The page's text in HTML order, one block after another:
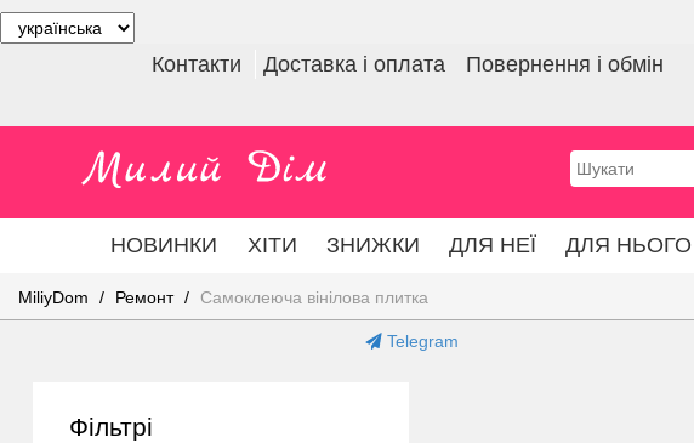
Контакти Доставка і оплата Повернення і обмін
НОВИНКИ ХІТИ ЗНИЖКИ ДЛЯ НЕЇ ДЛЯ НЬОГО
MiliyDom Ремонт Самоклеюча вінілова плитка
Telegram
Фільтрі